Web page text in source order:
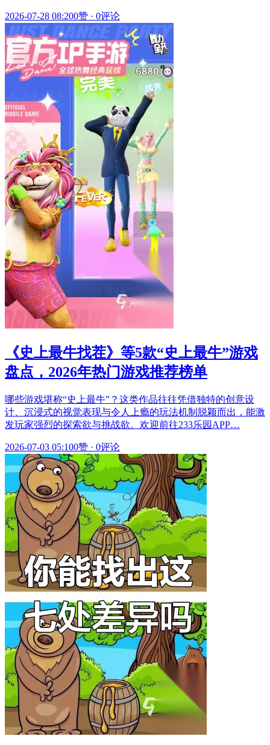
2026-07-28 08:200赞 · 0评论
《史上最牛找茬》等5款“史上最牛”游戏
盘点，2026年热门游戏推荐榜单
哪些游戏堪称“史上最牛”？这类作品往往凭借独特的创意设
计、沉浸式的视觉表现与令人上瘾的玩法机制脱颖而出，能激
发玩家强烈的探索欲与挑战欲。欢迎前往233乐园APP…
2026-07-03 05:100赞 · 0评论